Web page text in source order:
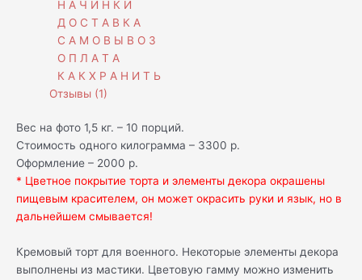
Н А Ч И Н К И
Д О С Т А В К А
С А М О В Ы В О З
О П Л А Т А
К А К Х Р А Н И Т Ь
Отзывы (1)
Вес на фото 1,5 кг. – 10 порций.
Стоимость одного килограмма – 3300 р.
Оформление – 2000 р.
* Цветное покрытие торта и элементы декора окрашены
пищевым красителем, он может окрасить руки и язык, но в
дальнейшем смывается!
Кремовый торт для военного. Некоторые элементы декора
выполнены из мастики. Цветовую гамму можно изменить